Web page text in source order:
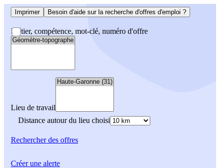
Imprimer Besoin d'aide sur la recherche d'offres d'emploi ?
Métier, compétence, mot-clé, numéro d'offre
Lieu de travail
Distance autour du lieu choisi
Rechercherdes offres
Créer une alerte